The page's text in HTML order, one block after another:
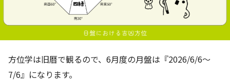
方位学は旧暦で観るので、6月度の月盤は『2026/6/6～
7/6』になります。